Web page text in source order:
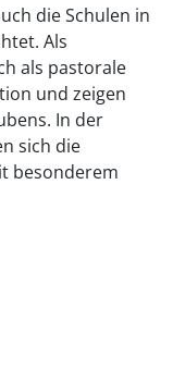
die Schulen in
Als
als pastorale
und zeigen
In der
sich die
besonderem